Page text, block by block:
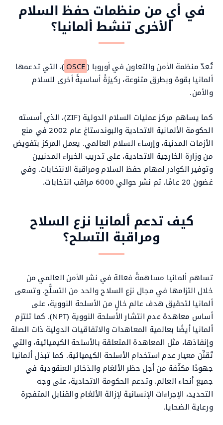
في أي من منظمات حفظ السلام
الأخرى تنشط ألمانيا؟
تُعدّ منظمة الأمن والتعاون في أوروبا ( OSCE )، التي تدعمها
ألمانيا بقوة وبطرق متنوعة، ركيزةً أساسيةً أخرى للسلام
والأمن.
كما يساهم مركز عمليات السلام الدولية (ZIF)، الذي أسسته
الحكومة الألمانية الاتحادية والبوندستاغ عام 2002 في منع
الأزمات المدنية، وإرساء السلام العالمي. يعمل المركز بتفويض
من وزارة الخارجية الاتحادية، على تدريب الخبراء المدنيين
وتوفير الكوادر لمهام حفظ السلام ومراقبة الانتخابات. وفي
غضون 20 عامًا، تم نشر حوالي 6000 مراقب انتخابات.
كيف تدعم ألمانيا نزع السلاح
ومراقبة التسلح؟
تساهم ألمانيا مساهمةً فعالة في نشر الأمن العالمي من
خلال التزامها في مجال نزع السلاح والحد من التسلُّح. وتسعى
ألمانيا لتحقيق هدف عالم خالٍ من الأسلحة النووية، على
أساس معاهدة عدم انتشار الأسلحة النووية (NPT). كما تلتزم
ألمانيا أيضًا بعالمية المعاهدات والاتفاقيات الدولية ذات الصلة
وإنفاذها، مثل المعاهدة المتعلقة بالأسلحة الكيميائية، والتي
تُقنِّن معيار عدم استخدام الأسلحة الكيميائية. كما تبذل ألمانيا
جهودًا مكثّفة من أجل حظر الألغام والذخائر العنقودية في
جميع أنحاء العالم. وتدعم الحكومة الاتحادية، على وجه
التحديد، الإجراءات الإنسانية لإزالة الألغام والقنابل المتفجرة
ورعاية الضحايا.